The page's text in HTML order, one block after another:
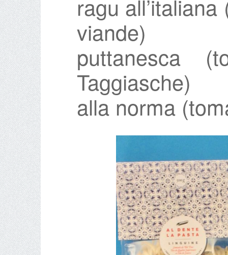
ragu
viande)
puttanesca
Taggiasche)
alla norma